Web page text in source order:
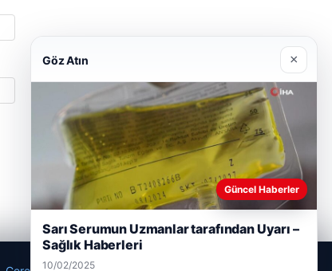
Göz Atın ×
Güncel Haberler
Sarı Serumun Uzmanlar tarafından Uyarı –
Sağlık Haberleri
10/02/2025